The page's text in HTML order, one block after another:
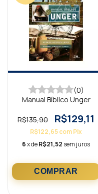
(0)
Manual Bíblico Unger
R$135,90 R$129,11
R$122,65comPix
6x deR$21,52 sem juros